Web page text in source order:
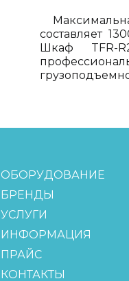
составляет
Шкаф TFR-
ОБОРУДОВАНИЕ
БРЕНДЫ
УСЛУГИ
ИНФОРМАЦИЯ
ПРАЙС
КОНТАКТЫ